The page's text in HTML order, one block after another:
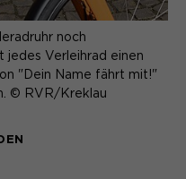
noch
jedes Verleihrad einen
"Dein Name fährt mit!"
© RVR/Kreklau